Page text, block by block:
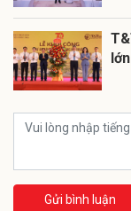
Gửi bình luận